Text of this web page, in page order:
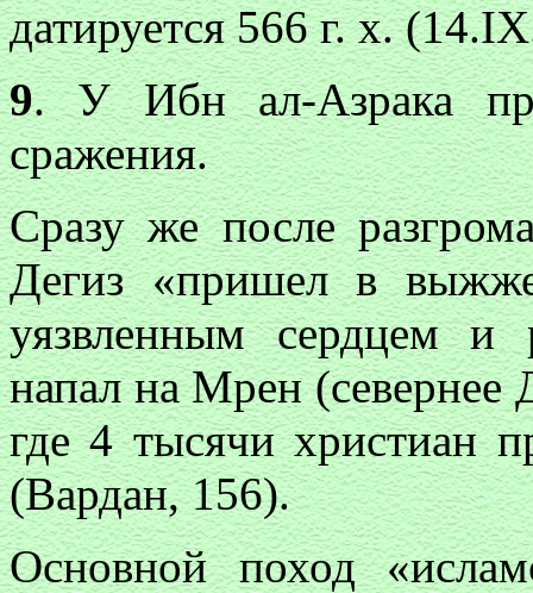
датируется 566 г. х.
9. У Ибн ал-Азрака
сражения.
Сразу же после
Дегиз «пришел в
уязвленным сердцем и
напал на Мрен (севернее
где 4 тысячи христиан
(Вардан, 156).
Основной поход